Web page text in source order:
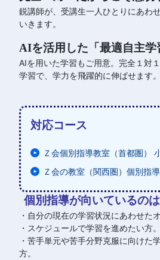
鋭講師が、受講生一人ひとりにあわ
いきます。
AIを活用した「最適自主学
AIを用いた学習もご用意。完全１対
学習で、学力を飛躍的に伸ばせます。
対応コース
Ｚ会個別指導教室（首都圏）
Ｚ会の教室（関西圏）個別指
個別指導が向いているの
・ 自分の現在の学習状況にあわせた
・スケジュールで学習を進めたい方。
・ 苦手単元や苦手分野克服に向けた
方。